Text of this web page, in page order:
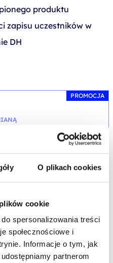
O plikach cookies
cookie
spersonalizowania treści
społecznościowe i
Informacje o tym, jak
partnerom
produktu
zapisu uczestników w
DH
PROMOCJA
–
2d